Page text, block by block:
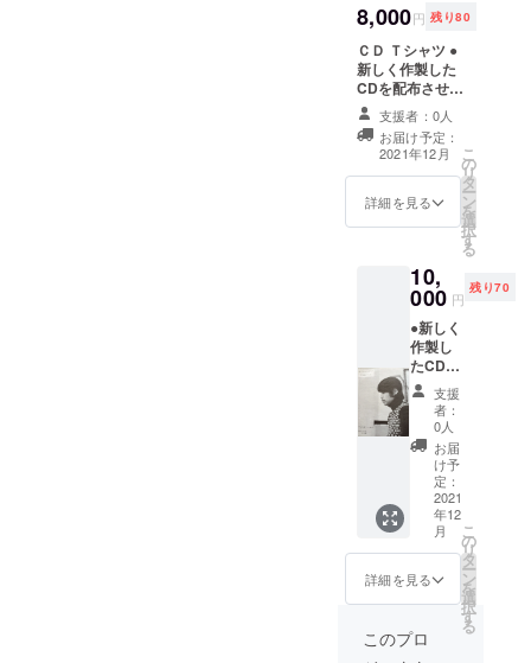
て頂きます。 現
時点では開催日
時は未定です。
開催場所は東京
を予定していま
す、会場などの
都合で横浜にな
る可能性もあり
ます。
8,000円 残り80
ＣＤ Ｔシャツ ●
新しく作製した
CDを配布させて
頂きます。 プロ
ジェクトが完成
してレコーディ
ングが完了しま
したら直ちに行
います。 ●オリ
ジナルTシャツを
S、M、 L、XLに
なります。
支援者：0人
お届け予定：
2021年12月
詳細を見る
こ
の
リ
タ
ー
ン
を
選
択
す
る
10,
000 円
残り70
●新しく
作製し
たCDを
配布さ
せて頂
きま
す。 プ
ロジェ
クトが
完成し
てレ
コー
ディン
グが完
了しま
したら
直ちに
行いま
支援
者：
0人
お届
け予
定：
2021
年12
月
詳細を見る
こ
の
リ
タ
ー
ン
を
選
択
す
る
このプロ